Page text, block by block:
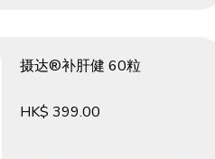
摄达®补肝健 60粒
HK$ 399.00